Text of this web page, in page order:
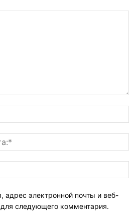
адрес электронной почты и веб-
следующего комментария.